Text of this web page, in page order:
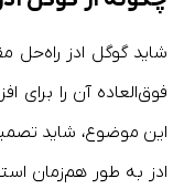
شاید گوگل ادز راه‌حل
فوق‌العاده آن را برای
ادز به طور هم‌زمان